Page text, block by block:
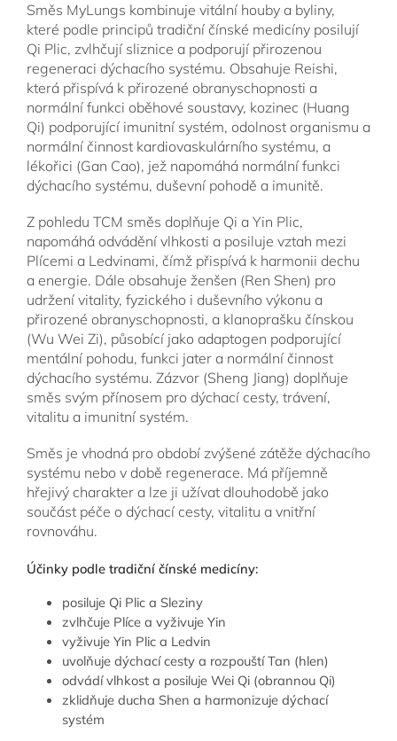
Směs MyLungs kombinuje vitální houby a byliny,
které podle principů tradiční čínské medicíny posilují
Qi Plic, zvlhčují sliznice a podporují přirozenou
regeneraci dýchacího systému. Obsahuje Reishi,
která přispívá k přirozené obranyschopnosti a
normální funkci oběhové soustavy, kozinec (Huang
Qi) podporující imunitní systém, odolnost organismu a
normální činnost kardiovaskulárního systému, a
lékořici (Gan Cao), jež napomáhá normální funkci
dýchacího systému, duševní pohodě a imunitě.
Z pohledu TCM směs doplňuje Qi a Yin Plic,
napomáhá odvádění vlhkosti a posiluje vztah mezi
Plícemi a Ledvinami, čímž přispívá k harmonii dechu
a energie. Dále obsahuje ženšen (Ren Shen) pro
udržení vitality, fyzického i duševního výkonu a
přirozené obranyschopnosti, a klanoprašku čínskou
(Wu Wei Zi), působící jako adaptogen podporující
mentální pohodu, funkci jater a normální činnost
dýchacího systému. Zázvor (Sheng Jiang) doplňuje
směs svým přínosem pro dýchací cesty, trávení,
vitalitu a imunitní systém.
Směs je vhodná pro období zvýšené zátěže dýchacího
systému nebo v době regenerace. Má příjemně
hřejivý charakter a lze ji užívat dlouhodobě jako
součást péče o dýchací cesty, vitalitu a vnitřní
rovnováhu.
Účinky podle tradiční čínské medicíny:
posiluje Qi Plic a Sleziny
zvlhčuje Plíce a vyživuje Yin
vyživuje Yin Plic a Ledvin
uvolňuje dýchací cesty a rozpouští Tan (hlen)
odvádí vlhkost a posiluje Wei Qi (obrannou Qi)
zklidňuje ducha Shen a harmonizuje dýchací
systém